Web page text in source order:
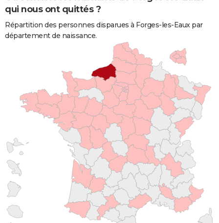
qui nous ont quittés ?
Répartition des personnes disparues à Forges-les-Eaux par
département de naissance.